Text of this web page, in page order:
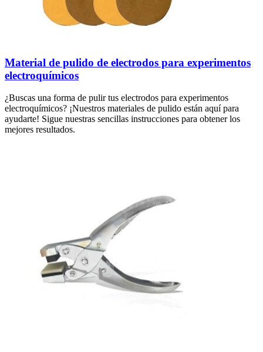
Material de pulido de electrodos para experimentos
electroquímicos
¿Buscas una forma de pulir tus electrodos para experimentos
electroquímicos? ¡Nuestros materiales de pulido están aquí para
ayudarte! Sigue nuestras sencillas instrucciones para obtener los
mejores resultados.